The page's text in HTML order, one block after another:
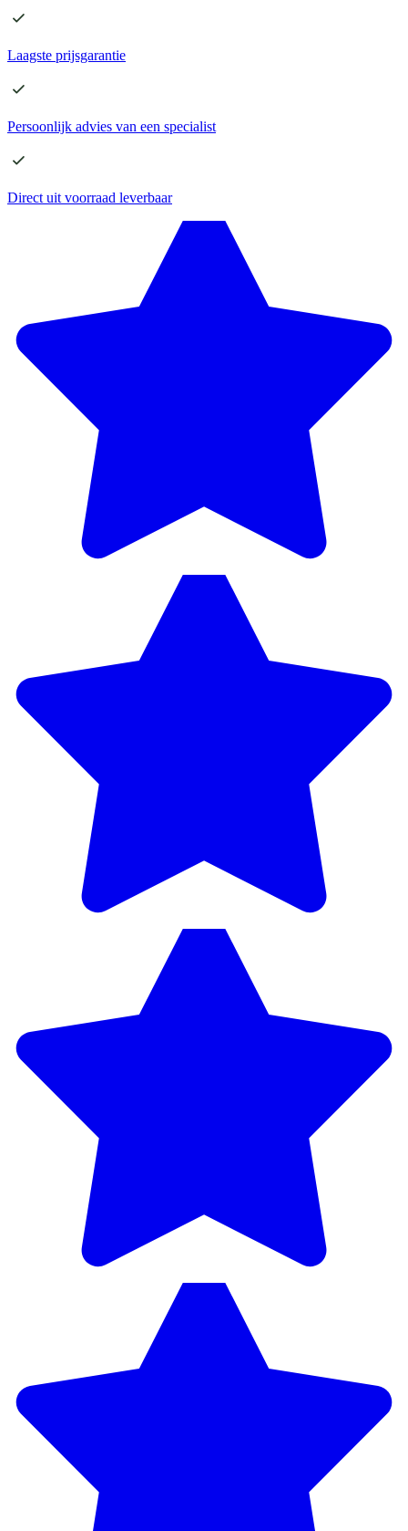
Laagste prijsgarantie
Persoonlijk advies van een specialist
Direct uit voorraad leverbaar